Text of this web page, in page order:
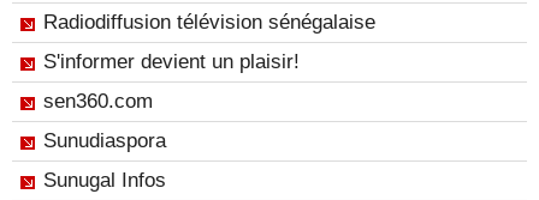
Radiodiffusion télévision sénégalaise
S'informer devient un plaisir!
sen360.com
Sunudiaspora
Sunugal Infos